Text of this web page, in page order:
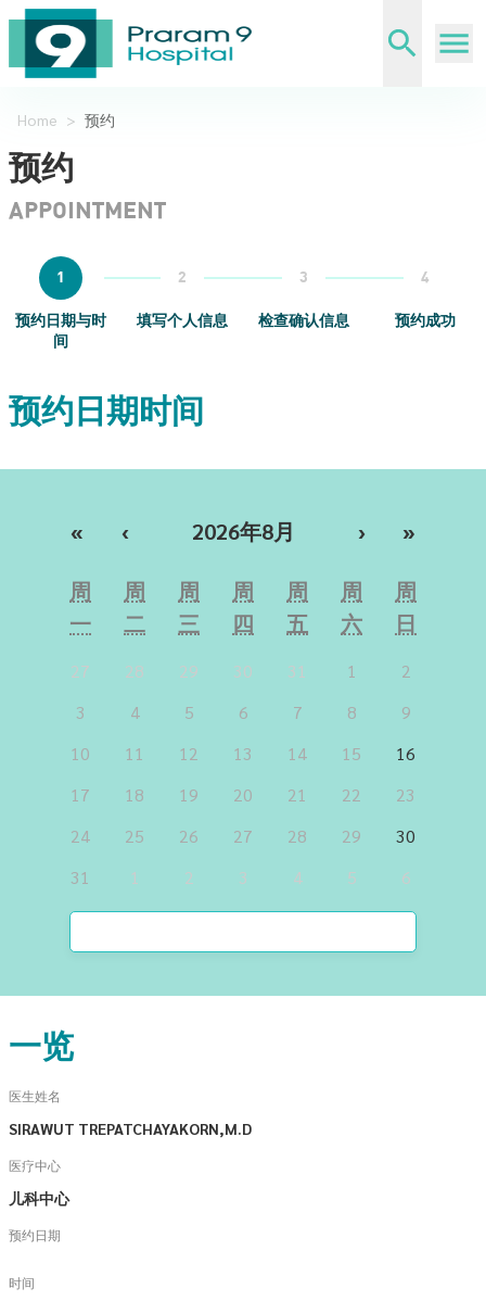
Home > 预约
预约
APPOINTMENT
1 2 3 4
预约日期与时
间
填写个人信息 检查确认信息 预约成功
预约日期时间
« ‹ 2026年8月 › »
周
一
周
二
周
三
周
四
周
五
周
六
周
日
27 28 29 30 31 1
2
3
4 5 6 7 8
9
10
11 12 13 14 15
16
17
18 19 20 21 22
23
24
25 26 27 28 29
30
31
1 2 3 4 5 6
一览
医生姓名
SIRAWUT TREPATCHAYAKORN,M.D
医疗中心
儿科中心
预约日期
时间